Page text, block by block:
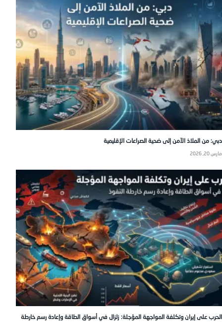
دبي: من الملاذ الآمن إلى ضحية الصراعات الإقليمية
مارس 20, 2026
الحرب على إيران وتكلفة المواجهة المؤجلة: زلزال في أسواق الطاقة وإعادة رسم خارطة